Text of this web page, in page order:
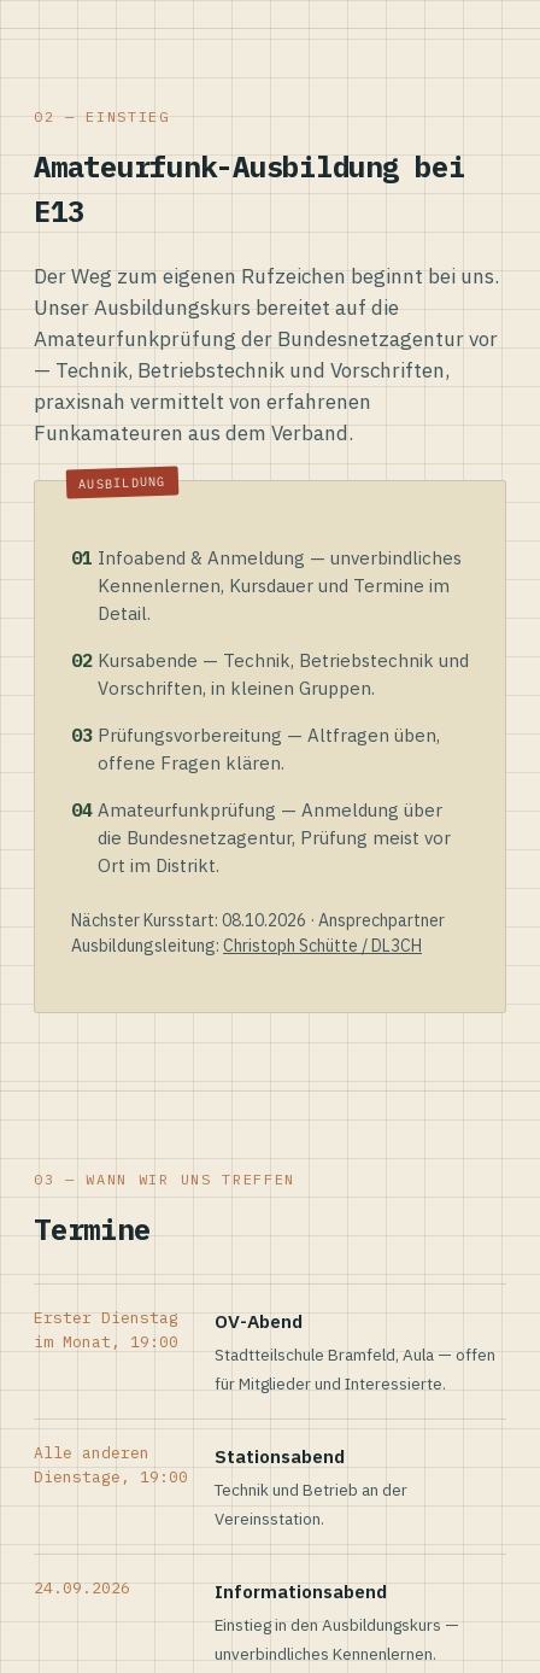
02 — EINSTIEG
Amateurfunk-Ausbildung bei
E13
Der Weg zum eigenen Rufzeichen beginnt bei uns.
Unser Ausbildungskurs bereitet auf die
Amateurfunkprüfung der Bundesnetzagentur vor
— Technik, Betriebstechnik und Vorschriften,
praxisnah vermittelt von erfahrenen
Funkamateuren aus dem Verband.
01 Infoabend & Anmeldung — unverbindliches
Kennenlernen, Kursdauer und Termine im
Detail.
02 Kursabende — Technik, Betriebstechnik und
Vorschriften, in kleinen Gruppen.
03 Prüfungsvorbereitung — Altfragen üben,
offene Fragen klären.
04 Amateurfunkprüfung — Anmeldung über
die Bundesnetzagentur, Prüfung meist vor
Ort im Distrikt.
Nächster Kursstart: 08.10.2026 · Ansprechpartner
Ausbildungsleitung: Christoph Schütte / DL3CH
03 — WANN WIR UNS TREFFEN
Termine
Erster Dienstag
im Monat, 19:00
OV-Abend
Stadtteilschule Bramfeld, Aula — offen
für Mitglieder und Interessierte.
Alle anderen
Dienstage, 19:00
Stationsabend
Technik und Betrieb an der
Vereinsstation.
24.09.2026 Informationsabend
Einstieg in den Ausbildungskurs —
unverbindliches Kennenlernen.